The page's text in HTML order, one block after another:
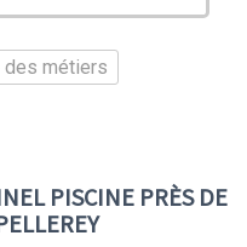
des métiers
PISCINE PRÈS DE